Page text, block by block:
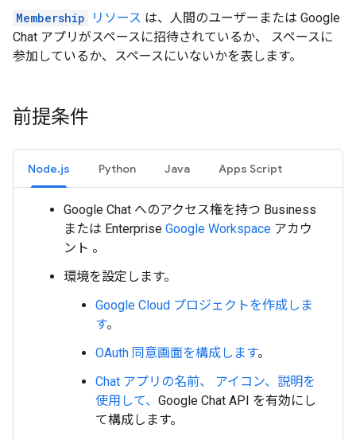
Membership リソース は、人間のユーザーまたは Google
Chat アプリがスペースに招待されているか、 スペースに
参加しているか、スペースにいないかを表します。
前提条件
Node.js Python Java Apps Script
Google Chat へのアクセス権を持つ Business
または Enterprise Google Workspace アカウ
ント 。
環境を設定します。
Google Cloud プロジェクトを作成しま
す。
OAuth 同意画面を構成します。
Chat アプリの名前、 アイコン、説明を
使用して、 Google Chat API を有効にし
て構成します。